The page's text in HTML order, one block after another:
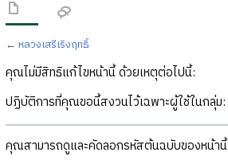
← หลวงเสรีเริงฤทธิ์
คุณไม่มีสิทธิแก้ไขหน้านี้ ด้วยเหตุต่อไปนี้:
ปฏิบัติการที่คุณขอนี้สงวนไว้เฉพาะผู้ใช้ในกลุ่ม:
คุณสามารถดูและคัดลอกรหัสต้นฉบับของหน้านี้